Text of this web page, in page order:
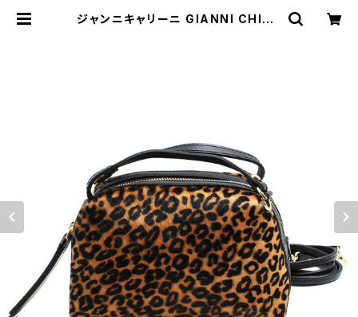
ジャンニキャリーニ GIANNI CHIAR